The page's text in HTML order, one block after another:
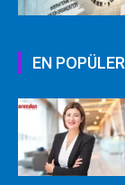
EN POPÜLER